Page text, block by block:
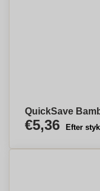
QuickSave
€5,36 Efter